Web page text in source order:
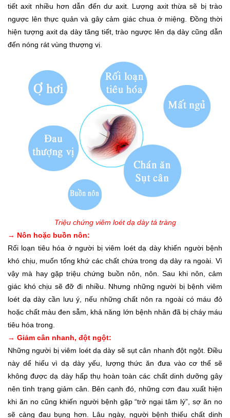
tiết axit nhiều hơn dẫn đến dư axit. Lượng axit thừa sẽ bị trào
ngược lên thực quản và gây cảm giác chua ở miệng. Đồng thời
hiện tượng axit dạ dày tăng tiết, trào ngược lên dạ dày cũng dẫn
đến nóng rát vùng thượng vị.
Triệu chứng viêm loét dạ dày tá tràng
→ Nôn hoặc buồn nôn:
Rối loạn tiêu hóa ở người bị viêm loét dạ dày khiến người bệnh
khó chịu, muốn tống khứ các chất chứa trong dạ dày ra ngoài. Vì
vậy mà hay gặp triệu chứng buồn nôn, nôn. Sau khi nôn, cảm
giác khó chịu sẽ đỡ đi nhiều. Nhưng những người bị bệnh viêm
loét dạ dày cần lưu ý, nếu những chất nôn ra ngoài có máu đỏ
hoặc chất màu đen sẫm, khả năng lớn bệnh nhân đã bị cháy máu
tiêu hóa trong.
→ Giảm cân nhanh, đột ngột:
Những người bị viêm loét dạ dày sẽ sụt cân nhanh đột ngột. Điều
này dể hiểu vì dạ dày yếu, lượng thức ăn đưa vào cơ thể sẽ
không được dạ dày hấp thụ hoàn toàn các chất dinh dưỡng gây
nên tình trạng giảm cân. Bên cạnh đó, những cơn đau xuất hiện
khi ăn no cũng khiến người bệnh gặp “trở ngại tâm lý”, sợ ăn no
sẽ càng đau bụng hơn. Lâu ngày, người bệnh thiếu chất dinh